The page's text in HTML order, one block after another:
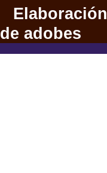
Elaboración
de adobes